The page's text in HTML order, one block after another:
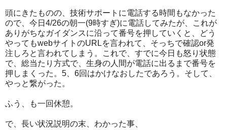
頭にきたものの、技術サポートに電話する時間もなかった
ので、今日4/26の朝一(9時すぎ)に電話してみたが、これが
ありがちなガイダンスに沿って番号を押していくと、どう
やってもwebサイトのURLを言われて、そっちで確認or発
注しろと言われてしまう。これで、すでに今日も怒り状態
で、総当たり方式で、生身の人間が電話に出るまで番号を
押しまくった。5、6回はかけなおしたであろう。そして、
やっと繋がった。
ふう、も一回休憩。
で、長い状況説明の末、わかった事、